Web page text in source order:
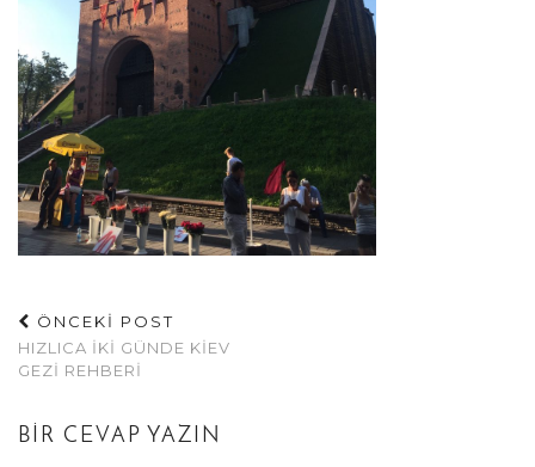
ÖNCEKİ POST
HIZLICA İKI GÜNDE KIEV
GEZI REHBERI
BIR CEVAP YAZIN